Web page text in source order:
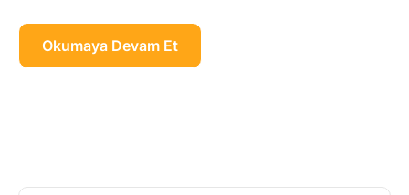
Okumaya Devam Et